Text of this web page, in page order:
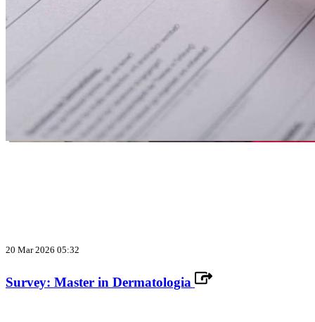
20 Mar 2026 05:32
Survey: Master in Dermatologia